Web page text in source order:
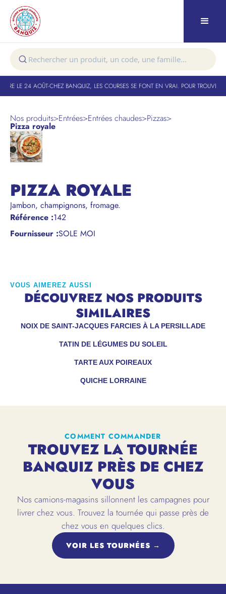
LE 24 AOÛT-CHEZ BANQUIZ, LES COURSES SE FONT EN VRAI. POUR TROUVER
Nos produits>Entrées>Entrées chaudes>Pizzas>
Pizza royale
PIZZA ROYALE
Jambon, champignons, fromage.
Référence :142
Fournisseur :SOLE MOI
VOUS AIMEREZ AUSSI
DÉCOUVREZ NOS PRODUITS
SIMILAIRES
NOIX DE SAINT-JACQUES FARCIES À LA PERSILLADE
TATIN DE LÉGUMES DU SOLEIL
TARTE AUX POIREAUX
QUICHE LORRAINE
COMMENT COMMANDER
TROUVEZ LA TOURNÉE
BANQUIZ PRÈS DE CHEZ
VOUS
Nos camions-magasins sillonnent les campagnes pour
livrer chez vous. Trouvez la tournée qui passe près de
chez vous en quelques clics.
VOIR LES TOURNÉES →